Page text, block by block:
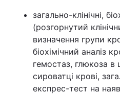
загально-клінічні,
(розгорнутий
визначення групи
біохімічний аналіз
гемостаз, глюкоза в
сироватці крові,
експрес-тест на